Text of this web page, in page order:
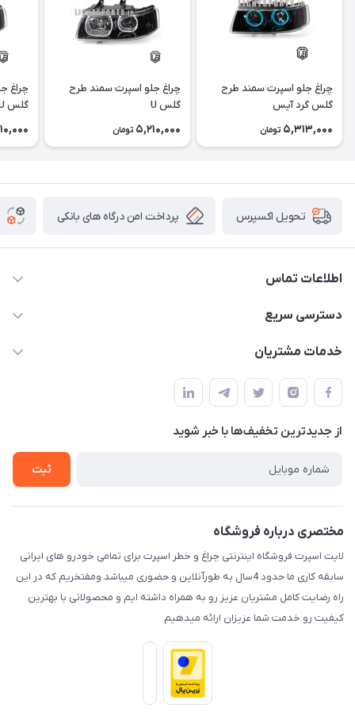
چراغ جلو اسپرت سمند طرح
گلس گرد آیس
5,313,000 تومان
چراغ جلو اسپرت سمند طرح
گلس U
5,210,000 تومان
چراغ
گلس U آیس
تحویل اکسپرس پرداخت امن درگاه های بانکی
اطلاعات تماس
09012926386
دسترسی سریع
حساب کاربری
لیست محصولات
درباره ما
خدمات مشتریان
قوانین و مقررات
حریم خصوصی
راهنما
از جدید‌ترین تخفیف‌ها با‌ خبر شوید
ثبت
مختصری درباره فروشگاه
لایت اسپرت فروشگاه اینترنتی چراغ و خطر اسپرت برای تمامی خودرو های ایرانی
سابقه کاری ما حدود 4سال به طورآنلاین و حضوری میباشد ومفتخریم که در این
راه رضایت کامل مشتریان عزیز رو به همراه داشته ایم و محصولاتی با بهترین
کیفیت رو خدمت شما عزیزان ارائه میدهیم